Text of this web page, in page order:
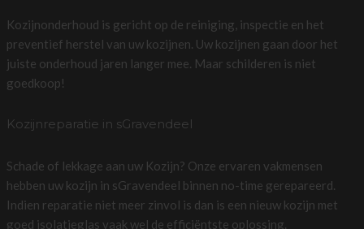
Kozijnonderhoud is gericht op de reiniging, inspectie en het
preventief herstel van uw kozijnen. Uw kozijnen gaan door het
juiste onderhoud jaren langer mee. Maar schilderen is niet
goedkoop!
Kozijnreparatie in sGravendeel
Schade of lekkage aan uw Kozijn? Onze ervaren vakmensen
hebben uw kozijn in sGravendeel binnen no-time gerepareerd.
Indien reparatie niet meer zinvol is dan is een nieuw kozijn met
goed isolatieglas vaak wel de efficiëntste oplossing.